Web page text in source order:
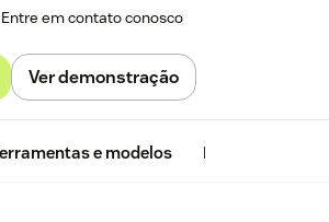
Entre em contato conosco
Ver demonstração
e modelos Insights da